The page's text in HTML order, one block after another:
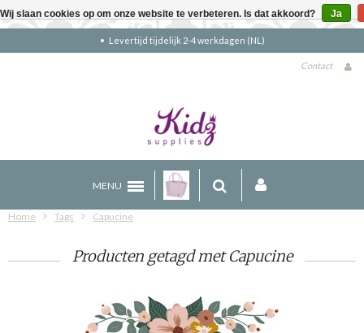
Levertijd tijdelijk 2-4 werkdagen (NL)
Contact
MENU
Home Tags Capucine
Producten getagd met Capucine
Wij slaan cookies op om onze website te verbeteren. Is dat akkoord? Ja